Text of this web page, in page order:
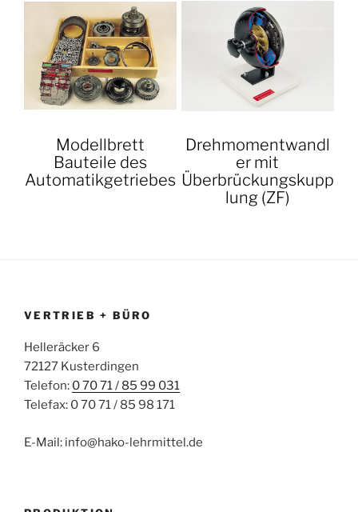
Modellbrett
Bauteile des
Automatikgetriebes
Drehmomentwandl
er mit
Überbrückungskupp
lung (ZF)
VERTRIEB + BÜRO
Helleräcker 6
72127 Kusterdingen
Telefon: 0 70 71 / 85 99 031
Telefax: 0 70 71 / 85 98 171
E-Mail: info@hako-lehrmittel.de